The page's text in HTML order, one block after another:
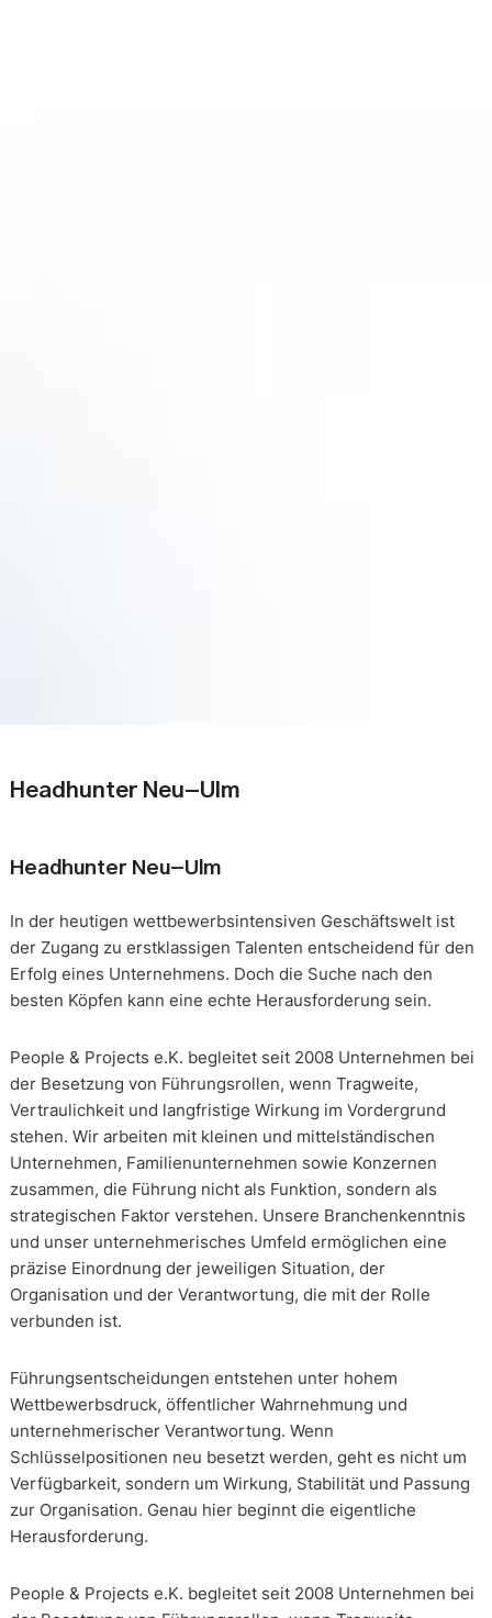
Headhunter Neu-Ulm
Headhunter Neu-Ulm
In der heutigen wettbewerbsintensiven Geschäftswelt ist
der Zugang zu erstklassigen Talenten entscheidend für den
Erfolg eines Unternehmens. Doch die Suche nach den
besten Köpfen kann eine echte Herausforderung sein.
People & Projects e.K. begleitet seit 2008 Unternehmen bei
der Besetzung von Führungsrollen, wenn Tragweite,
Vertraulichkeit und langfristige Wirkung im Vordergrund
stehen. Wir arbeiten mit kleinen und mittelständischen
Unternehmen, Familienunternehmen sowie Konzernen
zusammen, die Führung nicht als Funktion, sondern als
strategischen Faktor verstehen. Unsere Branchenkenntnis
und unser unternehmerisches Umfeld ermöglichen eine
präzise Einordnung der jeweiligen Situation, der
Organisation und der Verantwortung, die mit der Rolle
verbunden ist.
Führungsentscheidungen entstehen unter hohem
Wettbewerbsdruck, öffentlicher Wahrnehmung und
unternehmerischer Verantwortung. Wenn
Schlüsselpositionen neu besetzt werden, geht es nicht um
Verfügbarkeit, sondern um Wirkung, Stabilität und Passung
zur Organisation. Genau hier beginnt die eigentliche
Herausforderung.
People & Projects e.K. begleitet seit 2008 Unternehmen bei